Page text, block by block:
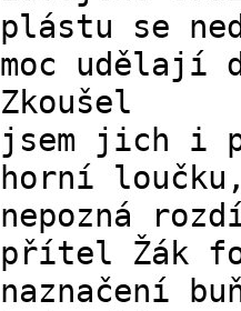
plástu se
moc udělají
Zkoušel
jsem jich i
horní
nepozná
přítel Žák
naznačení